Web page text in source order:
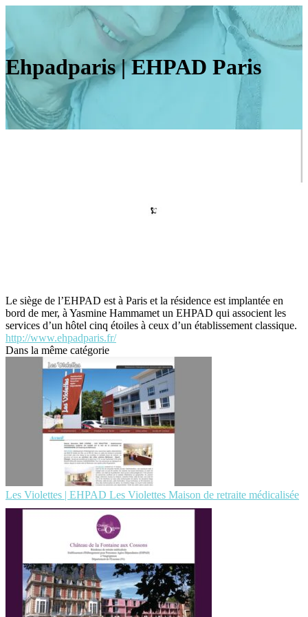
Ehpadparis | EHPAD Paris
Le siège de l’EHPAD est à Paris et la résidence est implantée en
bord de mer, à Yasmine Hammamet un EHPAD qui associent les
services d’un hôtel cinq étoiles à ceux d’un établissement classique.
http://www.ehpadparis.fr/
Dans la même catégorie
Les Violettes | EHPAD Les Violettes Maison de retraite médicalisée